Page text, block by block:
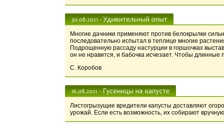
Многие дачники применяют против белокрылки
последовательно испытал в теплице многие
Подрощенную рассаду настурции в горшочках
он не нравится, и бабочка исчезает. Чтобы
С. Коробов
Листогрызущие вредители капусты доставляют
урожай. Если есть возможность, их собирают